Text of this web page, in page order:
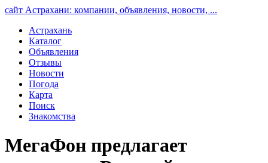
сайт Астрахани: компании, объявления, новости, ...
Астрахань
Каталог
Объявления
Отзывы
Новости
Погода
Карта
Поиск
Знакомства
МегаФон предлагает